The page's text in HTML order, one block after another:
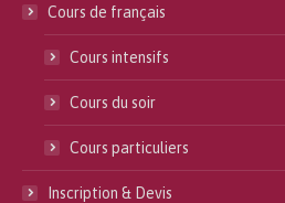
Cours de français
Cours intensifs
Cours du soir
Cours particuliers
Inscription & Devis